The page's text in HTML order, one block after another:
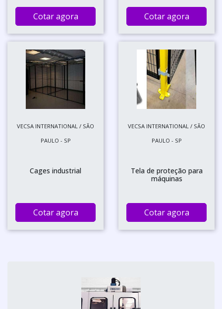
Cotar agora Cotar agora
VECSA INTERNATIONAL / SÃO
PAULO - SP
Cages industrial
Cotar agora
VECSA INTERNATIONAL / SÃO
PAULO - SP
Tela de proteção para
máquinas
Cotar agora